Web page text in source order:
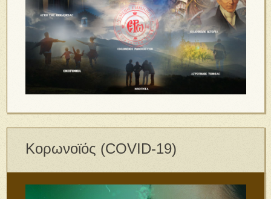
Κορωνοϊός (COVID-19)